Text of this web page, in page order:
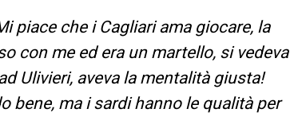
piace che i Cagliari ama giocare, la
con me ed era un martello, si vedeva
Ulivieri, aveva la mentalità giusta!
bene, ma i sardi hanno le qualità per